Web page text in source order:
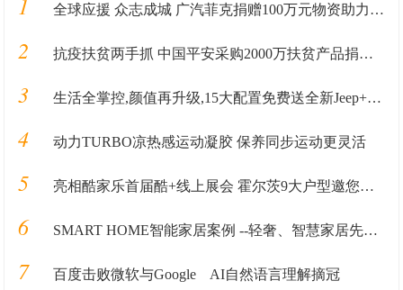
全球应援 众志成城 广汽菲克捐赠100万元物资助力抗“疫”
2 抗疫扶贫两手抓 中国平安采购2000万扶贫产品捐赠武汉
3 生活全掌控,颜值再升级,15大配置免费送全新Jeep+指南者加料上市
4 动力TURBO凉热感运动凝胶 保养同步运动更灵活
5 亮相酷家乐首届酷+线上展会 霍尔茨9大户型邀您抢鲜看！
6 SMART HOME智能家居案例 --轻奢、智慧家居先行者
7 百度击败微软与Google AI自然语言理解摘冠